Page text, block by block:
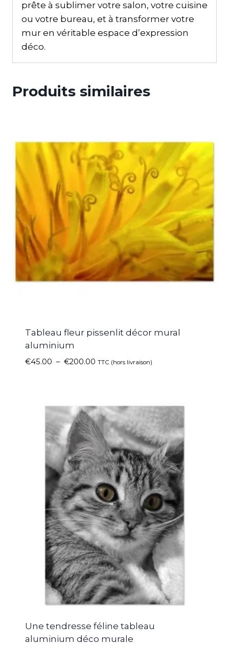
prête à sublimer votre salon, votre cuisine
ou votre bureau, et à transformer votre
mur en véritable espace d’expression
déco.
Produits similaires
Tableau fleur pissenlit décor mural
aluminium
€45.00 – €200.00 TTC (hors livraison)
Une tendresse féline tableau
aluminium déco murale